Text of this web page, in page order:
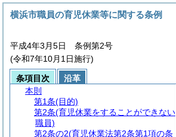
横浜市職員の育児休業等に関する条例
平成4年3月5日 条例第2号
(令和7年10月1日施行)
条項目次
沿革
本則
第1条(目的)
第2条(育児休業をすることができない
職員)
第2条の2(育児休業法第2条第1項の条